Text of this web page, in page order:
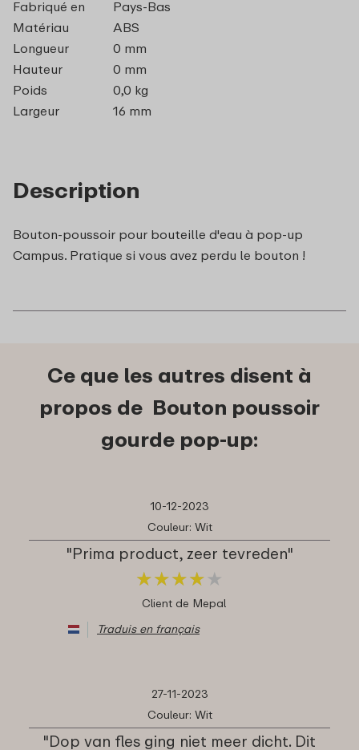
Description
Bouton-poussoir pour bouteille d'eau à pop-up
Campus. Pratique si vous avez perdu le bouton !
Fabriqué en
Pays-Bas
Matériau
ABS
Longueur
0 mm
Hauteur
0 mm
Poids
0,0 kg
Largeur
16 mm
Ce que les autres disent à
propos de Bouton poussoir
gourde pop-up:
10-12-2023
Couleur: Wit
"Prima product, zeer tevreden"
★★★★ ★
★★★★ ★
Client de Mepal
Traduis en français
27-11-2023
Couleur: Wit
"Dop van fles ging niet meer dicht. Dit